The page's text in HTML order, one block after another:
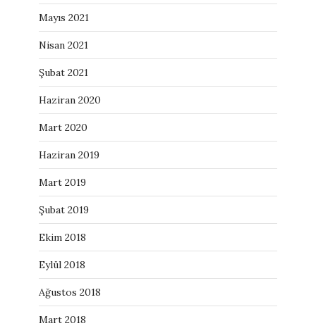
Mayıs 2021
Nisan 2021
Şubat 2021
Haziran 2020
Mart 2020
Haziran 2019
Mart 2019
Şubat 2019
Ekim 2018
Eylül 2018
Ağustos 2018
Mart 2018